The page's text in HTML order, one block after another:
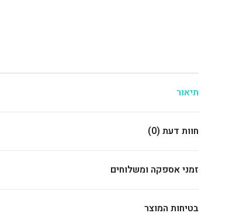
תיאור
חוות דעת (0)
זמני אספקה ומשלוחים
בטיחות המוצר